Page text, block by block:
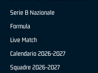
Serie B Nazionale
Formula
Live Match
Calendario 2026-2027
Squadre 2026-2027